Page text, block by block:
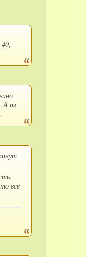
А из
все